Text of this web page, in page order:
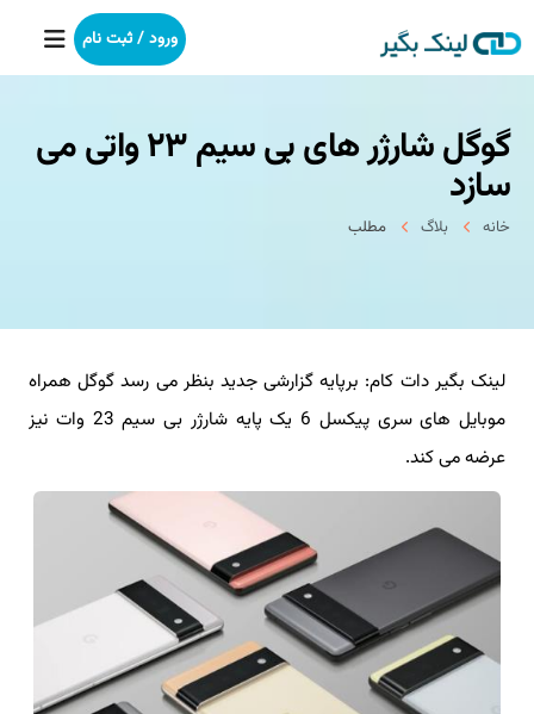
خانه
بکلینک
خدمات ما
درباره ما
آموزش
ورود / ثبت نام
گوگل شارژر های بی سیم ۲۳ واتی می
سازد
خانه بلاگ مطلب
لینک بگیر دات کام: برپایه گزارشی جدید بنظر می رسد گوگل همراه
موبایل های سری پیکسل 6 یک پایه شارژر بی سیم 23 وات نیز
عرضه می کند.